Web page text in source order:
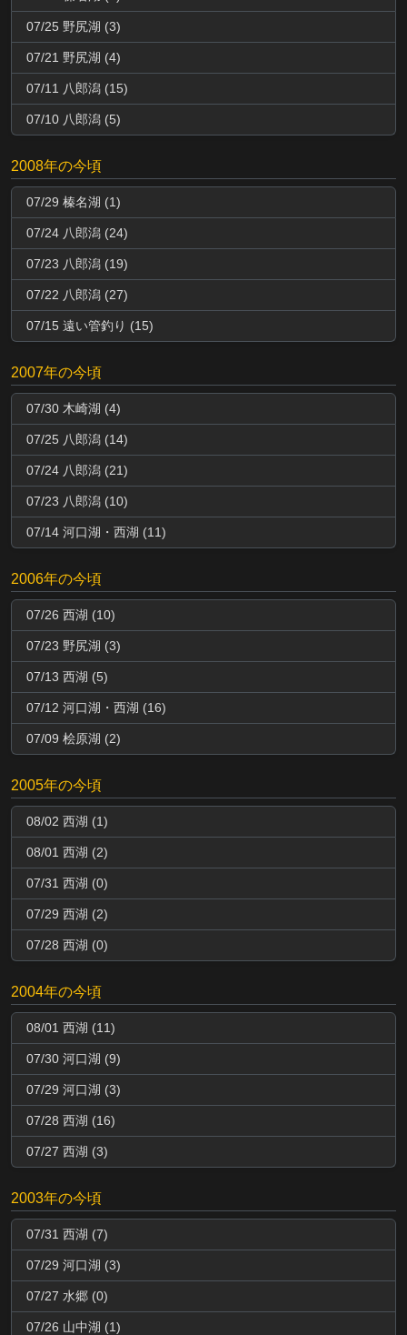
07/25 野尻湖 (3)
07/21 野尻湖 (4)
07/11 八郎潟 (15)
07/10 八郎潟 (5)
2008年の今頃
07/29 榛名湖 (1)
07/24 八郎潟 (24)
07/23 八郎潟 (19)
07/22 八郎潟 (27)
07/15 遠い管釣り (15)
2007年の今頃
07/30 木崎湖 (4)
07/25 八郎潟 (14)
07/24 八郎潟 (21)
07/23 八郎潟 (10)
07/14 河口湖・西湖 (11)
2006年の今頃
07/26 西湖 (10)
07/23 野尻湖 (3)
07/13 西湖 (5)
07/12 河口湖・西湖 (16)
07/09 桧原湖 (2)
2005年の今頃
08/02 西湖 (1)
08/01 西湖 (2)
07/31 西湖 (0)
07/29 西湖 (2)
07/28 西湖 (0)
2004年の今頃
08/01 西湖 (11)
07/30 河口湖 (9)
07/29 河口湖 (3)
07/28 西湖 (16)
07/27 西湖 (3)
2003年の今頃
07/31 西湖 (7)
07/29 河口湖 (3)
07/27 水郷 (0)
07/26 山中湖 (1)